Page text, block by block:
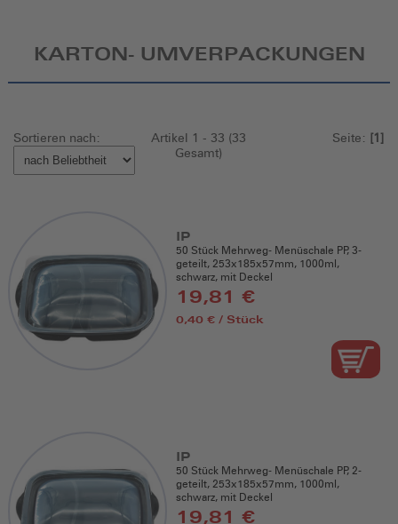
KARTON- UMVERPACKUNGEN
Sortieren nach:
Artikel 1 - 33 (33
Gesamt)
Seite: [1]
IP
50 Stück Mehrweg- Menüschale PP, 3-
geteilt, 253x185x57mm, 1000ml,
schwarz, mit Deckel
19,81 €
0,40 € / Stück
IP
50 Stück Mehrweg- Menüschale PP, 2-
geteilt, 253x185x57mm, 1000ml,
schwarz, mit Deckel
19,81 €